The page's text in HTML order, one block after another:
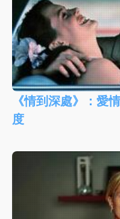
《情到深處》：愛
度